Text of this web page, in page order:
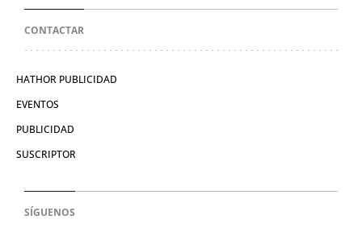
CONTACTAR
HATHOR PUBLICIDAD
EVENTOS
PUBLICIDAD
SUSCRIPTOR
SÍGUENOS